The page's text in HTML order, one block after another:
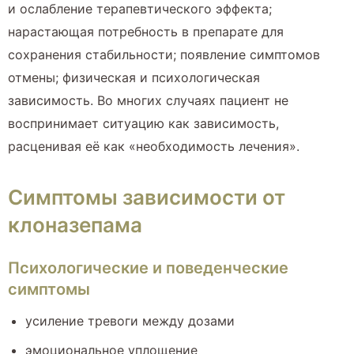
и ослабление терапевтического эффекта;
нарастающая потребность в препарате для
сохранения стабильности; появление симптомов
отмены; физическая и психологическая
зависимость. Во многих случаях пациент не
воспринимает ситуацию как зависимость,
расценивая её как «необходимость лечения».
Симптомы зависимости от
клоназепама
Психологические и поведенческие
симптомы
усиление тревоги между дозами
эмоциональное уплощение